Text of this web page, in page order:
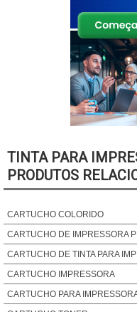
TINTA PARA
PRODUTOS
CARTUCHO COLORIDO
CARTUCHO DE IMPRESSORA
CARTUCHO DE TINTA PARA
CARTUCHO IMPRESSORA
CARTUCHO PARA